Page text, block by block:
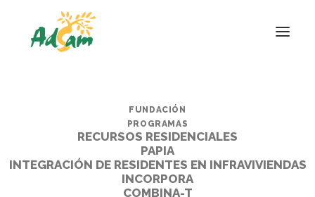
FUNDACIÓN
PROGRAMAS
RECURSOS RESIDENCIALES
PAPIA
INTEGRACIÓN DE RESIDENTES EN INFRAVIVIENDAS
INCORPORA
COMBINA-T